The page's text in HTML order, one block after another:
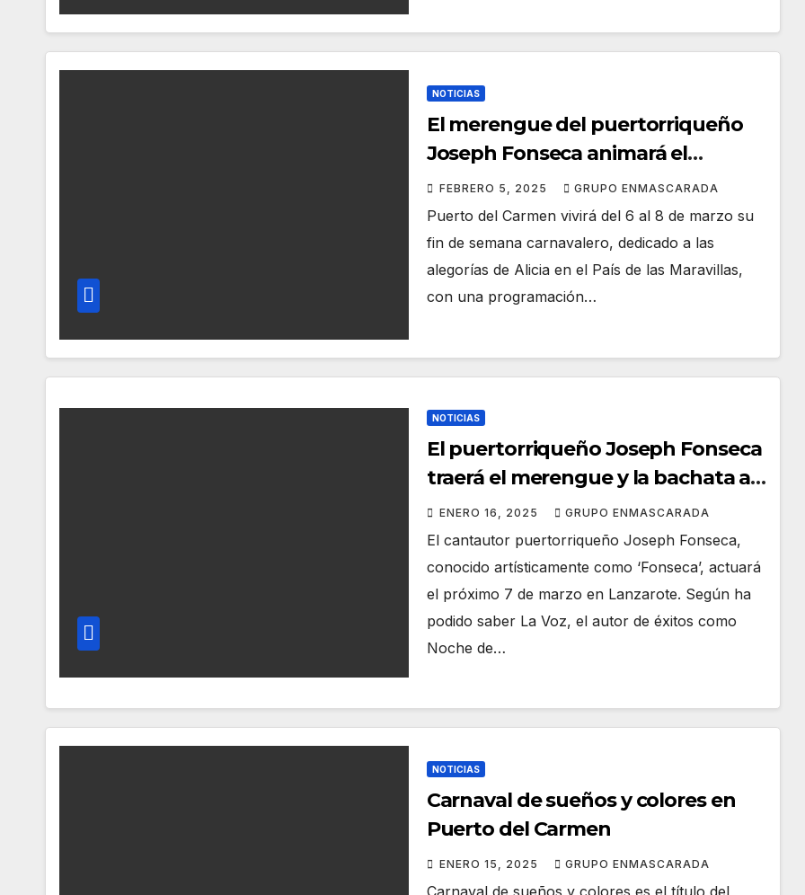
NOTICIAS
El merengue del puertorriqueño
Joseph Fonseca animará el
Carnaval de Puerto del Carmen
FEBRERO 5, 2025 GRUPO ENMASCARADA
Puerto del Carmen vivirá del 6 al 8 de marzo su
fin de semana carnavalero, dedicado a las
alegorías de Alicia en el País de las Maravillas,
con una programación…
NOTICIAS
El puertorriqueño Joseph Fonseca
traerá el merengue y la bachata al
Carnaval de Puerto del Carmen
ENERO 16, 2025 GRUPO ENMASCARADA
El cantautor puertorriqueño Joseph Fonseca,
conocido artísticamente como ‘Fonseca’, actuará
el próximo 7 de marzo en Lanzarote. Según ha
podido saber La Voz, el autor de éxitos como
Noche de…
NOTICIAS
Carnaval de sueños y colores en
Puerto del Carmen
ENERO 15, 2025 GRUPO ENMASCARADA
Carnaval de sueños y colores es el título del